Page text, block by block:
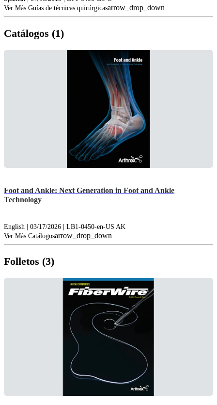
Ver Más Guías de técnicas quirúrgicasarrow_drop_down
Catálogos (1)
Foot and Ankle: Next Generation in Foot and Ankle
Technology
English | 03/17/2026 | LB1-0450-en-US AK
Ver Más Catálogosarrow_drop_down
Folletos (3)